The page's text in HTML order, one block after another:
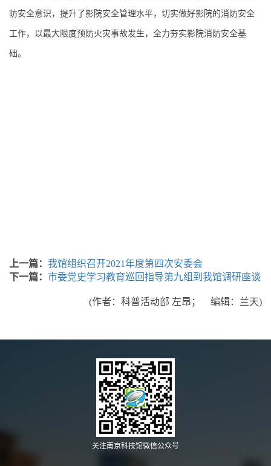
防安全意识，提升了影院安全管理水平，切实做好影院的消防安全
工作，以最大限度预防火灾事故发生，全力夯实影院消防安全基
础。
上一篇： 我馆组织召开2021年度第四次安委会
下一篇： 市委党史学习教育巡回指导第九组到我馆调研座谈
(作者：科普活动部 左昂； 编辑：兰天)
关注南京科技馆微信公众号